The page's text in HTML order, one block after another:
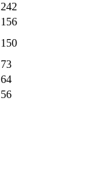
242
156
150
73
64
56